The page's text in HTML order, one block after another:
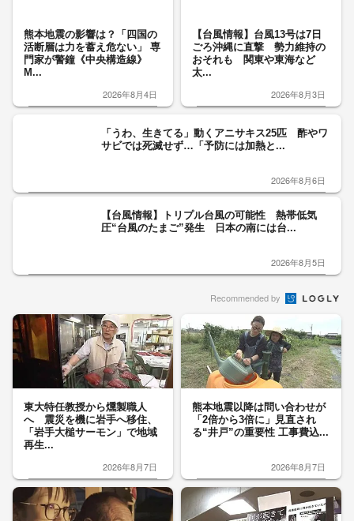
熊本地震の影響は？「四国の
活断層は力を蓄え危ない」 専
門家が警鐘《中央構造線》
M...
2026年8月4日
【台風情報】台風13号は7日
ごろ沖縄に直撃 勢力維持の
おそれも 関東や東海など
太...
2026年8月3日
「うわ、生きてる」動くアニサキス25匹 酢やワ
サビでは死滅せず…「予防には加熱と...
2026年8月6日
【台風情報】トリプル台風の可能性 熱帯低気
圧“台風のたまご”発生 日本の南には台...
2026年8月5日
Recommended by
東大特任教授から燻製職人
へ 震災を機に岩手へ移住、
「岩手大槌サーモン」で地域
再生...
2026年8月7日
熊本地震以降は問い合わせが
「2倍から3倍に」見直され
る“井戸”の重要性 工事費込...
2026年8月7日